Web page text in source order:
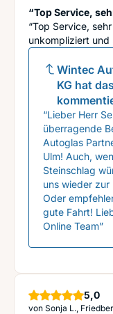
“Top Service,
“Top Service,
unkompliziert und
Wintec
KG hat
“Lieber Herr
überragende
Autoglas
Ulm! Auch,
Steinschlag
uns wieder zur
Oder
gute Fahrt!
Online Team”
5,0
von Sonja L.,